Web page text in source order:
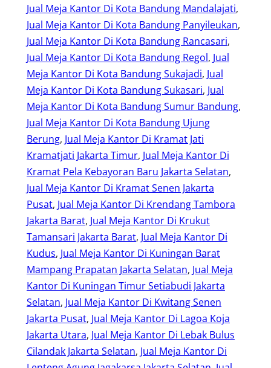
Jual Meja Kantor Di Kota Bandung Mandalajati
Jual Meja Kantor Di Kota Bandung Panyileukan
Jual Meja Kantor Di Kota Bandung Rancasari
Jual Meja Kantor Di Kota Bandung Regol, Jual
Meja Kantor Di Kota Bandung Sukajadi, Jual
Meja Kantor Di Kota Bandung Sukasari, Jual
Meja Kantor Di Kota Bandung Sumur Bandung
Jual Meja Kantor Di Kota Bandung Ujung
Berung, Jual Meja Kantor Di Kramat Jati
Kramatjati Jakarta Timur, Jual Meja Kantor Di
Kramat Pela Kebayoran Baru Jakarta Selatan
Jual Meja Kantor Di Kramat Senen Jakarta
Pusat, Jual Meja Kantor Di Krendang Tambora
Jakarta Barat, Jual Meja Kantor Di Krukut
Tamansari Jakarta Barat, Jual Meja Kantor Di
Kudus, Jual Meja Kantor Di Kuningan Barat
Mampang Prapatan Jakarta Selatan, Jual Meja
Kantor Di Kuningan Timur Setiabudi Jakarta
Selatan, Jual Meja Kantor Di Kwitang Senen
Jakarta Pusat, Jual Meja Kantor Di Lagoa Koja
Jakarta Utara, Jual Meja Kantor Di Lebak Bulus
Cilandak Jakarta Selatan, Jual Meja Kantor Di